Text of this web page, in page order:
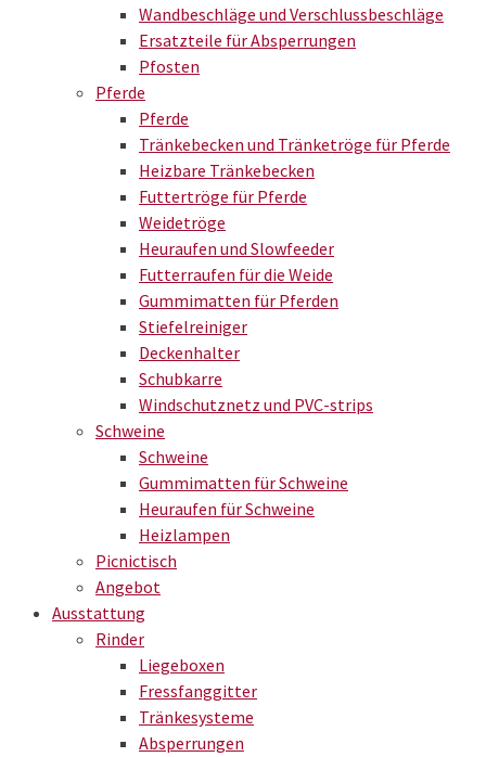
Wandbeschläge und Verschlussbeschläge
Ersatzteile für Absperrungen
Pfosten
Pferde
Pferde
Tränkebecken und Tränketröge für Pferde
Heizbare Tränkebecken
Futtertröge für Pferde
Weidetröge
Heuraufen und Slowfeeder
Futterraufen für die Weide
Gummimatten für Pferden
Stiefelreiniger
Deckenhalter
Schubkarre
Windschutznetz und PVC-strips
Schweine
Schweine
Gummimatten für Schweine
Heuraufen für Schweine
Heizlampen
Picnictisch
Angebot
Ausstattung
Rinder
Liegeboxen
Fressfanggitter
Tränkesysteme
Absperrungen